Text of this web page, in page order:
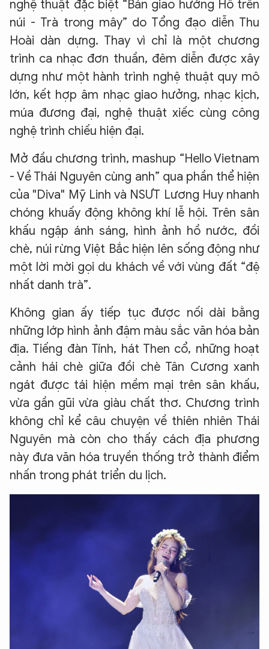
nghệ thuật đặc biệt “Bản giao hưởng Hồ trên
núi - Trà trong mây” do Tổng đạo diễn Thu
Hoài dàn dựng. Thay vì chỉ là một chương
trình ca nhạc đơn thuần, đêm diễn được xây
dựng như một hành trình nghệ thuật quy mô
lớn, kết hợp âm nhạc giao hưởng, nhạc kịch,
múa đương đại, nghệ thuật xiếc cùng công
nghệ trình chiếu hiện đại.
Mở đầu chương trình, mashup “Hello Vietnam
- Về Thái Nguyên cùng anh” qua phần thể hiện
của "Diva" Mỹ Linh và NSƯT Lương Huy nhanh
chóng khuấy động không khí lễ hội. Trên sân
khấu ngập ánh sáng, hình ảnh hồ nước, đồi
chè, núi rừng Việt Bắc hiện lên sống động như
một lời mời gọi du khách về với vùng đất “đệ
nhất danh trà”.
Không gian ấy tiếp tục được nối dài bằng
những lớp hình ảnh đậm màu sắc văn hóa bản
địa. Tiếng đàn Tính, hát Then cổ, những hoạt
cảnh hái chè giữa đồi chè Tân Cương xanh
ngát được tái hiện mềm mại trên sân khấu,
vừa gần gũi vừa giàu chất thơ. Chương trình
không chỉ kể câu chuyện về thiên nhiên Thái
Nguyên mà còn cho thấy cách địa phương
này đưa văn hóa truyền thống trở thành điểm
nhấn trong phát triển du lịch.